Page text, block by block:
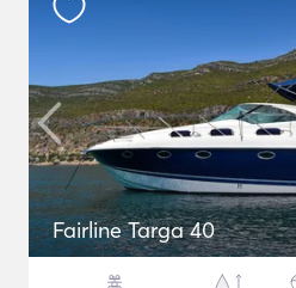
Fairline Targa 40